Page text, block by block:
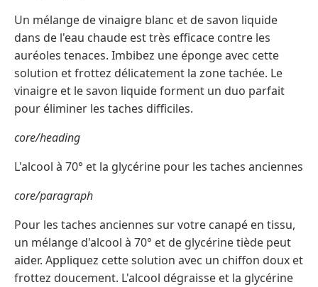
Un mélange de vinaigre blanc et de savon liquide
dans de l'eau chaude est très efficace contre les
auréoles tenaces. Imbibez une éponge avec cette
solution et frottez délicatement la zone tachée. Le
vinaigre et le savon liquide forment un duo parfait
pour éliminer les taches difficiles.
core/heading
L'alcool à 70° et la glycérine pour les taches anciennes
core/paragraph
Pour les taches anciennes sur votre canapé en tissu,
un mélange d'alcool à 70° et de glycérine tiède peut
aider. Appliquez cette solution avec un chiffon doux et
frottez doucement. L'alcool dégraisse et la glycérine